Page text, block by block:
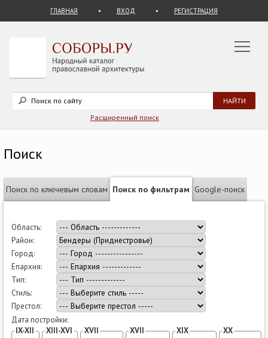
ГЛАВНАЯ ВХОД РЕГИСТРАЦИЯ
Расширенный поиск
Поиск
Поиск по ключевым словам Поиск по фильтрам Google-поиск
Область:
Район:
Город:
Епархия:
Тип:
Стиль:
Престол:
Дата постройки:
IX-XII
XIII-XVI
XVII
XVII
XIX
XX